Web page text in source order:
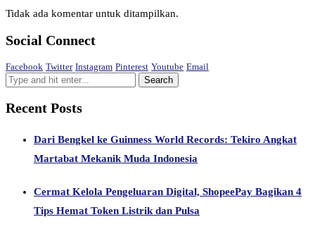
Tidak ada komentar untuk ditampilkan.
Social Connect
Facebook Twitter Instagram Pinterest Youtube Email
Recent Posts
Dari Bengkel ke Guinness World Records: Tekiro Angkat
Martabat Mekanik Muda Indonesia
Cermat Kelola Pengeluaran Digital, ShopeePay Bagikan 4
Tips Hemat Token Listrik dan Pulsa